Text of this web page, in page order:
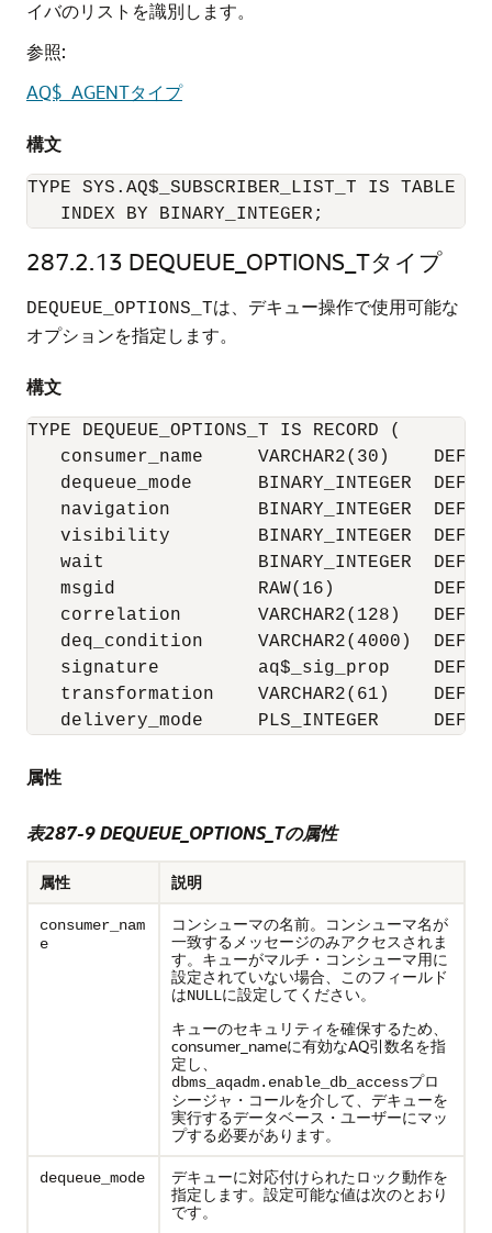
イバのリストを識別します。
参照:
AQ$_AGENTタイプ
構文
TYPE SYS.AQ$_SUBSCRIBER_LIST_T IS TABLE OF
   INDEX BY BINARY_INTEGER;
287.2.13 DEQUEUE_OPTIONS_Tタイプ
DEQUEUE_OPTIONS_Tは、デキュー操作で使用可能な
オプションを指定します。
構文
TYPE DEQUEUE_OPTIONS_T IS RECORD (
consumer_name     VARCHAR2(30)
dequeue_mode      BINARY_INTEGER
navigation        BINARY_INTEGER
visibility        BINARY_INTEGER
wait              BINARY_INTEGER
msgid             RAW(16)
correlation       VARCHAR2(128)
deq_condition     VARCHAR2(4000)
signature         aq$_sig_prop
transformation    VARCHAR2(61)
delivery_mode     PLS_INTEGER
属性
表287-9 DEQUEUE_OPTIONS_Tの属性
属性 説明
consumer_nam
e
コンシューマの名前。コンシューマ名が
一致するメッセージのみアクセスされま
す。キューがマルチ・コンシューマ用に
設定されていない場合、このフィールド
はNULLに設定してください。
キューのセキュリティを確保するため、
consumer_nameに有効なAQ引数名を指
定し、
dbms_aqadm.enable_db_accessプロ
シージャ・コールを介して、デキューを
実行するデータベース・ユーザーにマッ
プする必要があります。
dequeue_mode
デキューに対応付けられたロック動作を
指定します。設定可能な値は次のとおり
です。